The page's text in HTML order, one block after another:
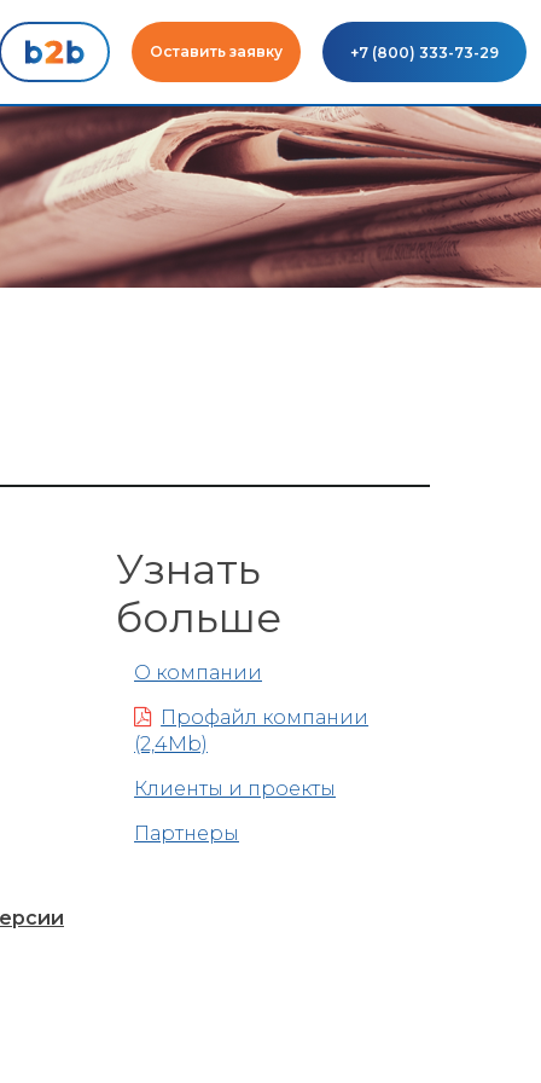
Оставить заявку +7 (800) 333-73-29
Узнать
больше
О компании
Профайл компании
(2,4Mb)
Клиенты и проекты
Партнеры